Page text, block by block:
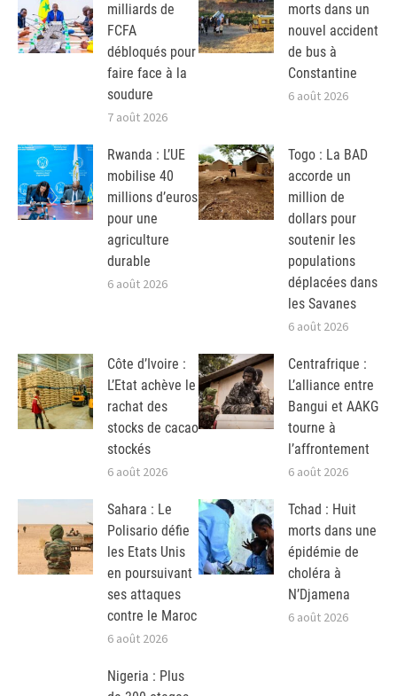
milliards de
FCFA
débloqués pour
faire face à la
soudure
7 août 2026
morts dans un
nouvel accident
de bus à
Constantine
6 août 2026
Rwanda : L’UE
mobilise 40
millions d’euros
pour une
agriculture
durable
6 août 2026
Togo : La BAD
accorde un
million de
dollars pour
soutenir les
populations
déplacées dans
les Savanes
6 août 2026
Côte d’Ivoire :
L’Etat achève le
rachat des
stocks de cacao
stockés
6 août 2026
Centrafrique :
L’alliance entre
Bangui et AAKG
tourne à
l’affrontement
6 août 2026
Sahara : Le
Polisario défie
les Etats Unis
en poursuivant
ses attaques
contre le Maroc
6 août 2026
Tchad : Huit
morts dans une
épidémie de
choléra à
N’Djamena
6 août 2026
Nigeria : Plus